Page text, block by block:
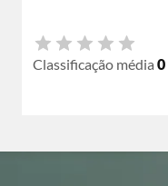
Classificação média 0